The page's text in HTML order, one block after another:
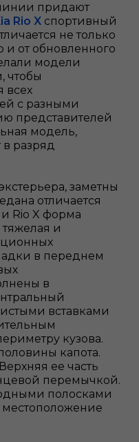
придают
Rio X спортивный
не только
от обновленного
модели
чтобы
всех
с разными
представителей
модель,
в разряд
заметны
отличается
Rio X форма
и
в переднем
в
вставками
кузова.
капота.
ее часть
перемычкой.
полосками